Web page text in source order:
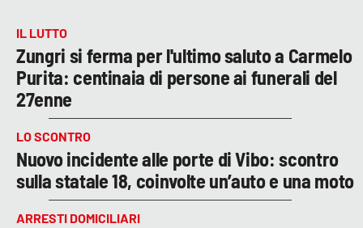
IL LUTTO
Zungri si ferma per l'ultimo saluto a Carmelo
Purita: centinaia di persone ai funerali del
27enne
LO SCONTRO
Nuovo incidente alle porte di Vibo: scontro
sulla statale 18, coinvolte un’auto e una moto
ARRESTI DOMICILIARI